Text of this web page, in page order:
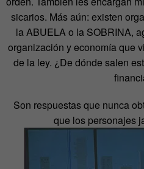
sicarios. Más aún: existen
la ABUELA o la SOBRINA,
organización y economía que
de la ley. ¿De dónde salen
Son respuestas que nunca
que los personajes